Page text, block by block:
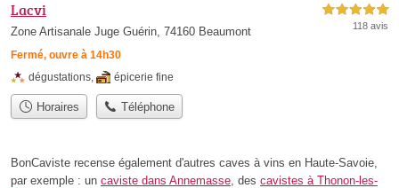
Lacvi
Zone Artisanale Juge Guérin, 74160 Beaumont
Fermé, ouvre à 14h30
5,0 étoiles sur 5
118 avis
dégustations épicerie fine
Horaires Téléphone
BonCaviste recense également d'autres caves à vins en Haute-Savoie,
par exemple : un caviste dans Annemasse, des cavistes à Thonon-les-